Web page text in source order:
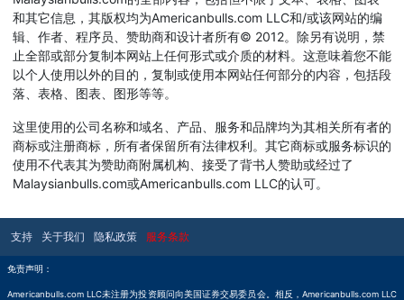
和其它信息，其版权均为Americanbulls.com LLC和/或该网站的编
辑、作者、程序员、赞助商和设计者所有© 2012。除另有说明，禁
止全部或部分复制本网站上任何形式或介质的材料。这意味着您不能
以个人使用以外的目的，复制或使用本网站任何部分的内容，包括段
落、表格、图表、图形等等。
这里使用的公司名称和域名、产品、服务和品牌均为其相关所有者的
商标或注册商标，所有者保留所有法律权利。其它商标或服务标识的
使用不代表其为赞助商附属机构、接受了背书人赞助或经过了
Malaysianbulls.com或Americanbulls.com LLC的认可。
支持 关于我们 隐私政策 服务条款
免责声明：
Americanbulls.com LLC未注册为投资顾问向美国证券交易委员会。相反，Americanbulls.com LLC